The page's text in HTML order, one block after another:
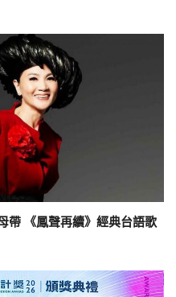
帶 《鳳聲再續》經典台語歌